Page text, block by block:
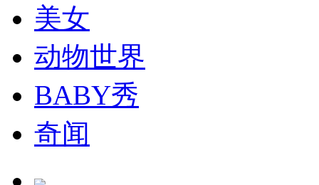
司机酒驾遇交警 急速倒车逃窜
美女
动物世界
BABY秀
奇闻